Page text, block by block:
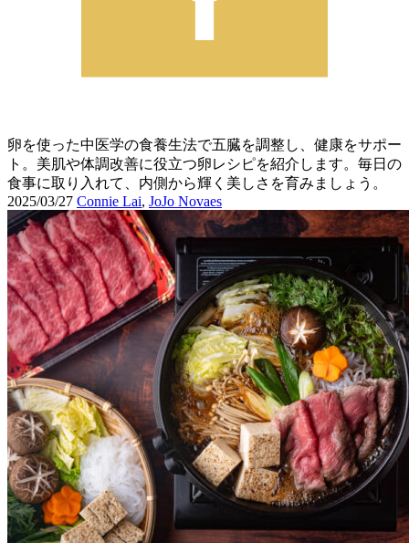
卵を使った中医学の食養生法で五臓を調整し、健康をサポー
ト。美肌や体調改善に役立つ卵レシピを紹介します。毎日の
食事に取り入れて、内側から輝く美しさを育みましょう。
2025/03/27 Connie Lai, JoJo Novaes